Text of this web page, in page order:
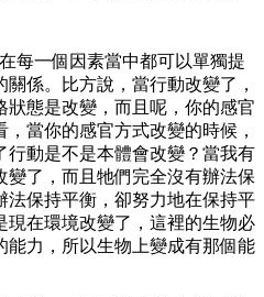
每一個因素當中都可以單獨提
係。比方說，當行動改變了，
態是改變，而且呢，你的感官
當你的感官方式改變的時候，
行動是不是本體會改變？當我有
了，而且牠們完全沒有辦法保
法保持平衡，卻努力地在保持平
現在環境改變了，這裡的生物必
能力，所以生物上變成有那個能